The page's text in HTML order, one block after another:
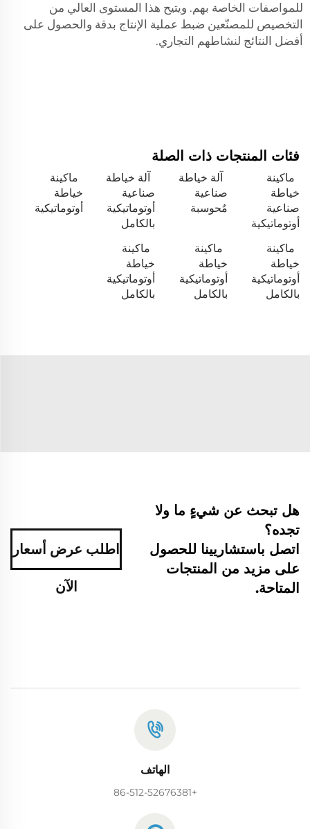
للمواصفات الخاصة بهم. ويتيح هذا المستوى العالي من
التخصيص للمصنّعين ضبط عملية الإنتاج بدقة والحصول على
أفضل النتائج لنشاطهم التجاري.
فئات المنتجات ذات الصلة
ماكينة
خياطة
صناعية
أوتوماتيكية
آلة خياطة
صناعية
مُحوسبة
آلة خياطة
صناعية
أوتوماتيكية
بالكامل
ماكينة
خياطة
أوتوماتيكية
ماكينة
خياطة
أوتوماتيكية
بالكامل
ماكينة
خياطة
أوتوماتيكية
بالكامل
ماكينة
خياطة
أوتوماتيكية
بالكامل
هل تبحث عن شيءٍ ما ولا
تجده؟
اتصل باستشاريينا للحصول
على مزيد من المنتجات
المتاحة.
اطلب عرض أسعار
الآن
الهاتف
+86-512-52676381